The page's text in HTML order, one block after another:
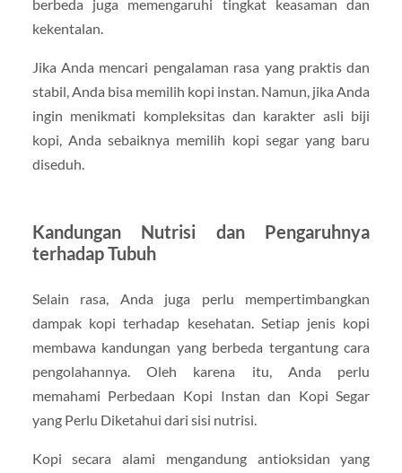
berbeda juga memengaruhi tingkat keasaman dan
kekentalan.
Jika Anda mencari pengalaman rasa yang praktis dan
stabil, Anda bisa memilih kopi instan. Namun, jika Anda
ingin menikmati kompleksitas dan karakter asli biji
kopi, Anda sebaiknya memilih kopi segar yang baru
diseduh.
Kandungan Nutrisi dan Pengaruhnya
terhadap Tubuh
Selain rasa, Anda juga perlu mempertimbangkan
dampak kopi terhadap kesehatan. Setiap jenis kopi
membawa kandungan yang berbeda tergantung cara
pengolahannya. Oleh karena itu, Anda perlu
memahami Perbedaan Kopi Instan dan Kopi Segar
yang Perlu Diketahui dari sisi nutrisi.
Kopi secara alami mengandung antioksidan yang